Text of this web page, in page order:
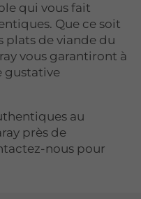
qui vous fait
Que ce soit
plats de viande du
vous garantiront à
gustative
au
près de
nous pour